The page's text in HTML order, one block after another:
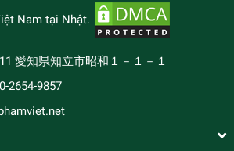
Nam tại Nhật.
愛知県知立市昭和１－１－１
2654-9857